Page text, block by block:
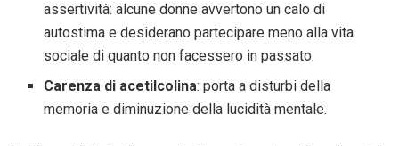
assertività: alcune donne avvertono un calo di
autostima e desiderano partecipare meno alla vita
sociale di quanto non facessero in passato.
Carenza di acetilcolina: porta a disturbi della
memoria e diminuzione della lucidità mentale.